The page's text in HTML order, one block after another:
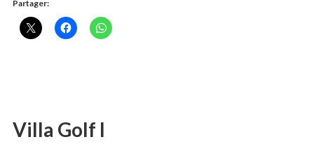
Partager:
Villa Golf I